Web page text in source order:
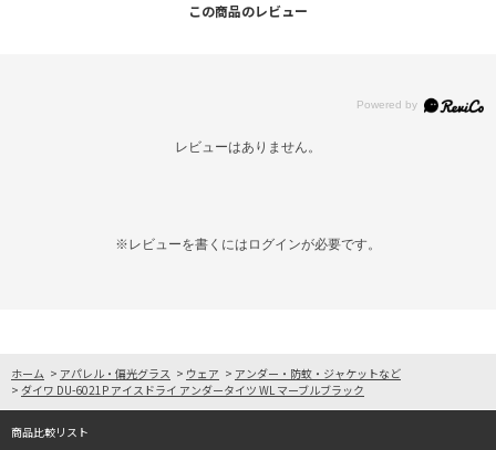
この商品のレビュー
レビューはありません。
※レビューを書くには ログインが必要です。
ホーム > アパレル・偏光グラス > ウェア > アンダー・防蚊・ジャケットなど
> ダイワ DU-6021P アイスドライ アンダータイツ WL マーブルブラック
商品比較リスト